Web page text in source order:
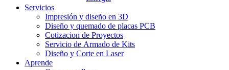
Servicios
Impresión y diseño en 3D
Diseño y quemado de placas PCB
Cotizacion de Proyectos
Servicio de Armado de Kits
Diseño y Corte en Laser
Aprende